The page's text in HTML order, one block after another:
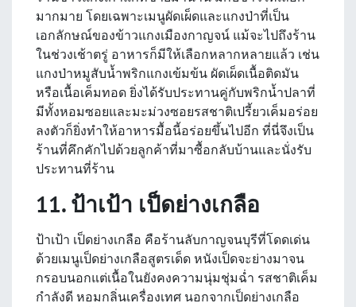
มากมาย โดยเฉพาะเมนูผัดเผ็ดและแกงป่าที่เป็น
เอกลักษณ์ของข้าวแกงเมืองกาญจน์ แม้จะไปถึงร้าน
ในช่วงเช้าตรู่ อาหารก็มีให้เลือกหลากหลายแล้ว เช่น
แกงป่าหมูสับน้ำพริกแกงเข้มข้น ผัดเผ็ดเนื้อติดมัน
หรือเนื้อเค็มทอด ยิ่งได้รับประทานคู่กับพริกน้ำปลาที่
มีทั้งหอมซอยและมะม่วงซอยรสชาติเปรี้ยวเค็มอร่อย
ลงตัวก็ยิ่งทำให้อาหารมื้อนี้อร่อยขึ้นไปอีก ที่นี่จึงเป็น
ร้านที่คึกคักไปด้วยลูกค้าที่มาซื้อกลับบ้านและนั่งรับ
ประทานที่ร้าน
11. ป้าเป้า เป็ดย่างเกลือ
ป้าเป้า เป็ดย่างเกลือ คือร้านลับกาญจนบุรีที่โดดเด่น
ด้วยเมนูเป็ดย่างเกลือสูตรเด็ด หนังเป็ดจะย่างมาจน
กรอบนอกแต่เนื้อในยังคงความนุ่มชุ่มฉ่ำ รสชาติเค็ม
กำลังดี หอมกลิ่นเครื่องเทศ นอกจากเป็ดย่างเกลือ